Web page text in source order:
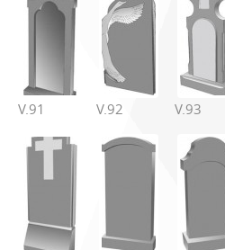
V.91 V.92 V.93